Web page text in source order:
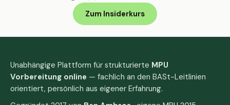
Zum Insiderkurs
Unabhängige Plattform für strukturierte MPU
Vorbereitung online — fachlich an den BASt-Leitlinien
orientiert, persönlich aus eigener Erfahrung.